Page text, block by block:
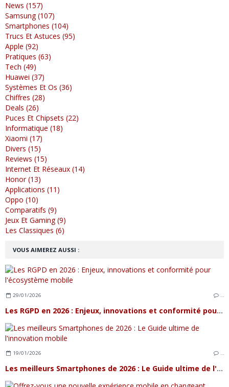
VOUS AIMEREZ AUSSI :
29/01/2026 …
Les RGPD en 2026 : Enjeux, innovations et conformité pour l'écosystème mobile
19/01/2026 …
Les meilleurs Smartphones de 2026 : Le Guide ultime de l'innovation mobile
News (157)
Samsung (107)
Smartphones (104)
Trucs Et Astuces (95)
Apple (92)
Pratiques (63)
Tech (49)
Huawei (37)
Systèmes Et Os (36)
Chiffres (28)
Deals (26)
Puces Et Chipsets (22)
Informatique (18)
Xiaomi (17)
Divers (15)
Reviews (15)
Internet Et Réseaux (14)
Honor (13)
Applications (11)
Oppo (10)
Comparatifs (9)
Jeux Et Gaming (9)
Les Classiques (6)